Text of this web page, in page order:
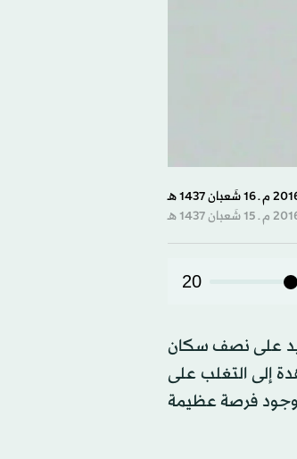
20
يزيد على نصف سكان
جاهدة إلى التغلب على
وجود فرصة عظيمة